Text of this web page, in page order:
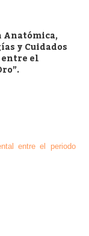
Anatómica,
y Cuidados
entre el
entre el periodo